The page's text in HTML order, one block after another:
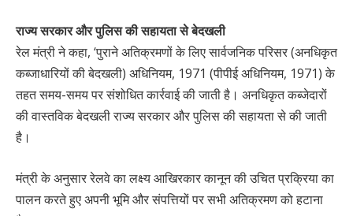
राज्य सरकार और पुलिस की सहायता से बेदखली
रेल मंत्री ने कहा, ‘पुराने अतिक्रमणों के लिए सार्वजनिक परिसर (अनधिकृत
कब्जाधारियों की बेदखली) अधिनियम, 1971 (पीपीई अधिनियम, 1971) के
तहत समय-समय पर संशोधित कार्रवाई की जाती है। अनधिकृत कब्जेदारों
की वास्तविक बेदखली राज्य सरकार और पुलिस की सहायता से की जाती
है।
मंत्री के अनुसार रेलवे का लक्ष्य आखिरकार कानून की उचित प्रक्रिया का
पालन करते हुए अपनी भूमि और संपत्तियों पर सभी अतिक्रमण को हटाना